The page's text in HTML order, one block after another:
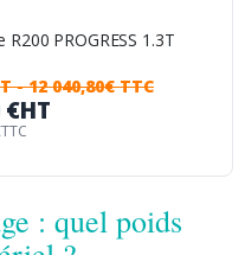
PROGRESS 1.3T
- 12 040,80€ TTC
€HT
TTC
: quel poids